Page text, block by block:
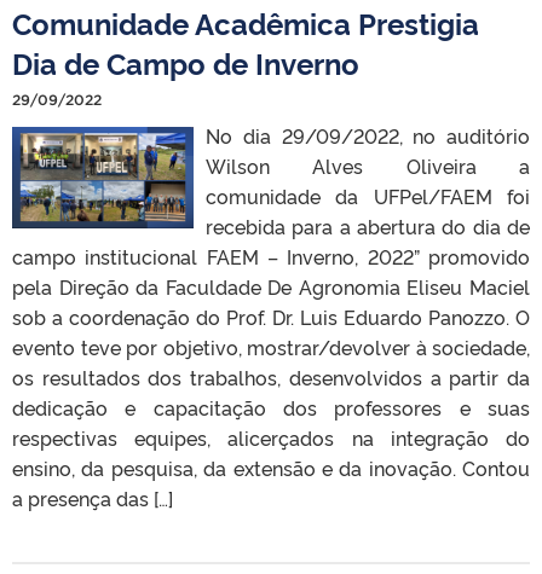
TELEFONES
Comunidade Acadêmica Prestigia
Dia de Campo de Inverno
29/09/2022
No dia 29/09/2022, no auditório
Wilson Alves Oliveira a
comunidade da UFPel/FAEM foi
recebida para a abertura do dia de
campo institucional FAEM – Inverno, 2022” promovido
pela Direção da Faculdade De Agronomia Eliseu Maciel
sob a coordenação do Prof. Dr. Luis Eduardo Panozzo. O
evento teve por objetivo, mostrar/devolver à sociedade,
os resultados dos trabalhos, desenvolvidos a partir da
dedicação e capacitação dos professores e suas
respectivas equipes, alicerçados na integração do
ensino, da pesquisa, da extensão e da inovação. Contou
a presença das […]